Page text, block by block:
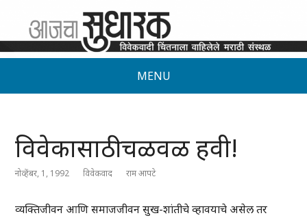
MENU
विवेकासाठी चळवळ हवी!
नोव्हेंबर, 1, 1992 विवेकवाद राम आपटे
व्यक्तिजीवन आणि समाजजीवन सुख-शांतीचे व्हावयाचे असेल तर